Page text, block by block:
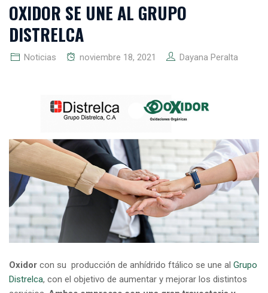
OXIDOR SE UNE AL GRUPO
DISTRELCA
Noticias noviembre 18, 2021 Dayana Peralta
Oxidor con su producción de anhídrido ftálico se une al Grupo
Distrelca, con el objetivo de aumentar y mejorar los distintos